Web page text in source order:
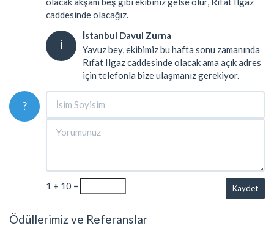
caddesinde olacağız.
İ
İstanbul Davul Zurna
Yavuz bey, ekibimiz bu hafta sonu zamanında
Rıfat Ilgaz caddesinde olacak ama açık adres
için telefonla bize ulaşmanız gerekiyor.
?
1 + 10 = Kaydet
Ödüllerimiz ve Referanslar